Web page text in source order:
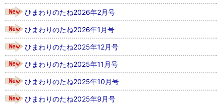
ひまわりのたね2026年2月号
ひまわりのたね2026年1月号
ひまわりのたね2025年12月号
ひまわりのたね2025年11月号
ひまわりのたね2025年10月号
ひまわりのたね2025年9月号